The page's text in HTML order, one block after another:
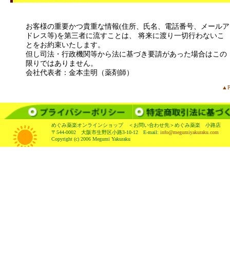
お客様の重要かつ貴重な情報(住所、氏名、電話番号、メールア
ドレス等)を第三者に流すことは、 将来に渡り一切行わないこ
とをお約束いたします。
但し司法・行政機関等から法に基づき要請があった場合はこの
限りではありません。
会社代表者：金本圭明（薬剤師）
めぐみ薬楽オンラインショップ ＜お問い合わせ先＞めぐみ薬楽 小路店
〒544-0002 大阪市生野区小路3-10-12 E-mail: info@megumiyakuraku.com
Copyright (c) 2006 Megumi Yakuraku